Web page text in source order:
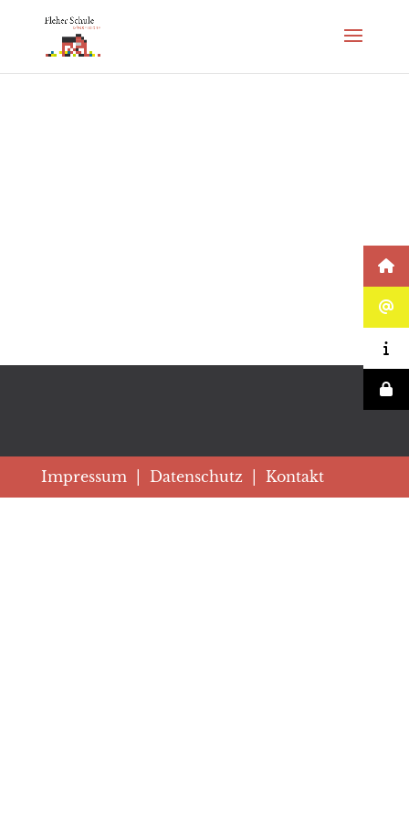
Impressum| Datenschutz Kontakt